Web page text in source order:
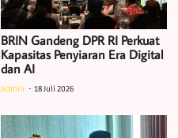
BRIN Gandeng DPR RI Perkuat
Kapasitas Penyiaran Era Digital
dan AI
admin 18 Juli 2026